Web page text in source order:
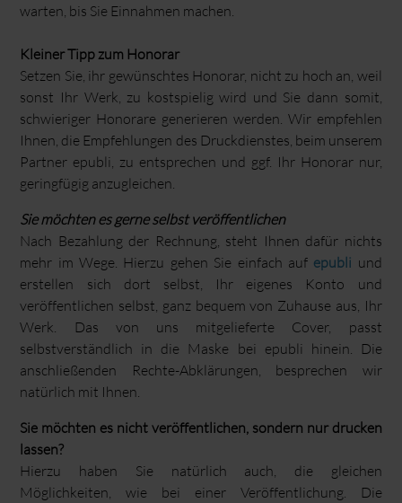
warten, bis Sie Einnahmen machen.
Kleiner Tipp zum Honorar
Setzen Sie, ihr gewünschtes Honorar, nicht zu hoch an, weil
sonst Ihr Werk, zu kostspielig wird und Sie dann somit,
schwieriger Honorare generieren werden. Wir empfehlen
Ihnen, die Empfehlungen des Druckdienstes, beim unserem
Partner epubli, zu entsprechen und ggf. Ihr Honorar nur,
geringfügig anzugleichen.
Sie möchten es gerne selbst veröffentlichen
Nach Bezahlung der Rechnung, steht Ihnen dafür nichts
mehr im Wege. Hierzu gehen Sie einfach auf epubli und
erstellen sich dort selbst, Ihr eigenes Konto und
veröffentlichen selbst, ganz bequem von Zuhause aus, Ihr
Werk. Das von uns mitgelieferte Cover, passt
selbstverständlich in die Maske bei epubli hinein. Die
anschließenden Rechte-Abklärungen, besprechen wir
natürlich mit Ihnen.
Sie möchten es nicht veröffentlichen, sondern nur drucken
lassen?
Hierzu haben Sie natürlich auch, die gleichen
Möglichkeiten, wie bei einer Veröffentlichung. Die